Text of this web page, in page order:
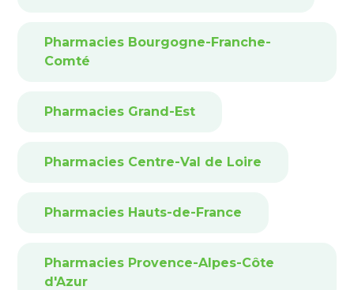
Pharmacies Bourgogne-Franche-
Comté
Pharmacies Grand-Est
Pharmacies Centre-Val de Loire
Pharmacies Hauts-de-France
Pharmacies Provence-Alpes-Côte
d'Azur